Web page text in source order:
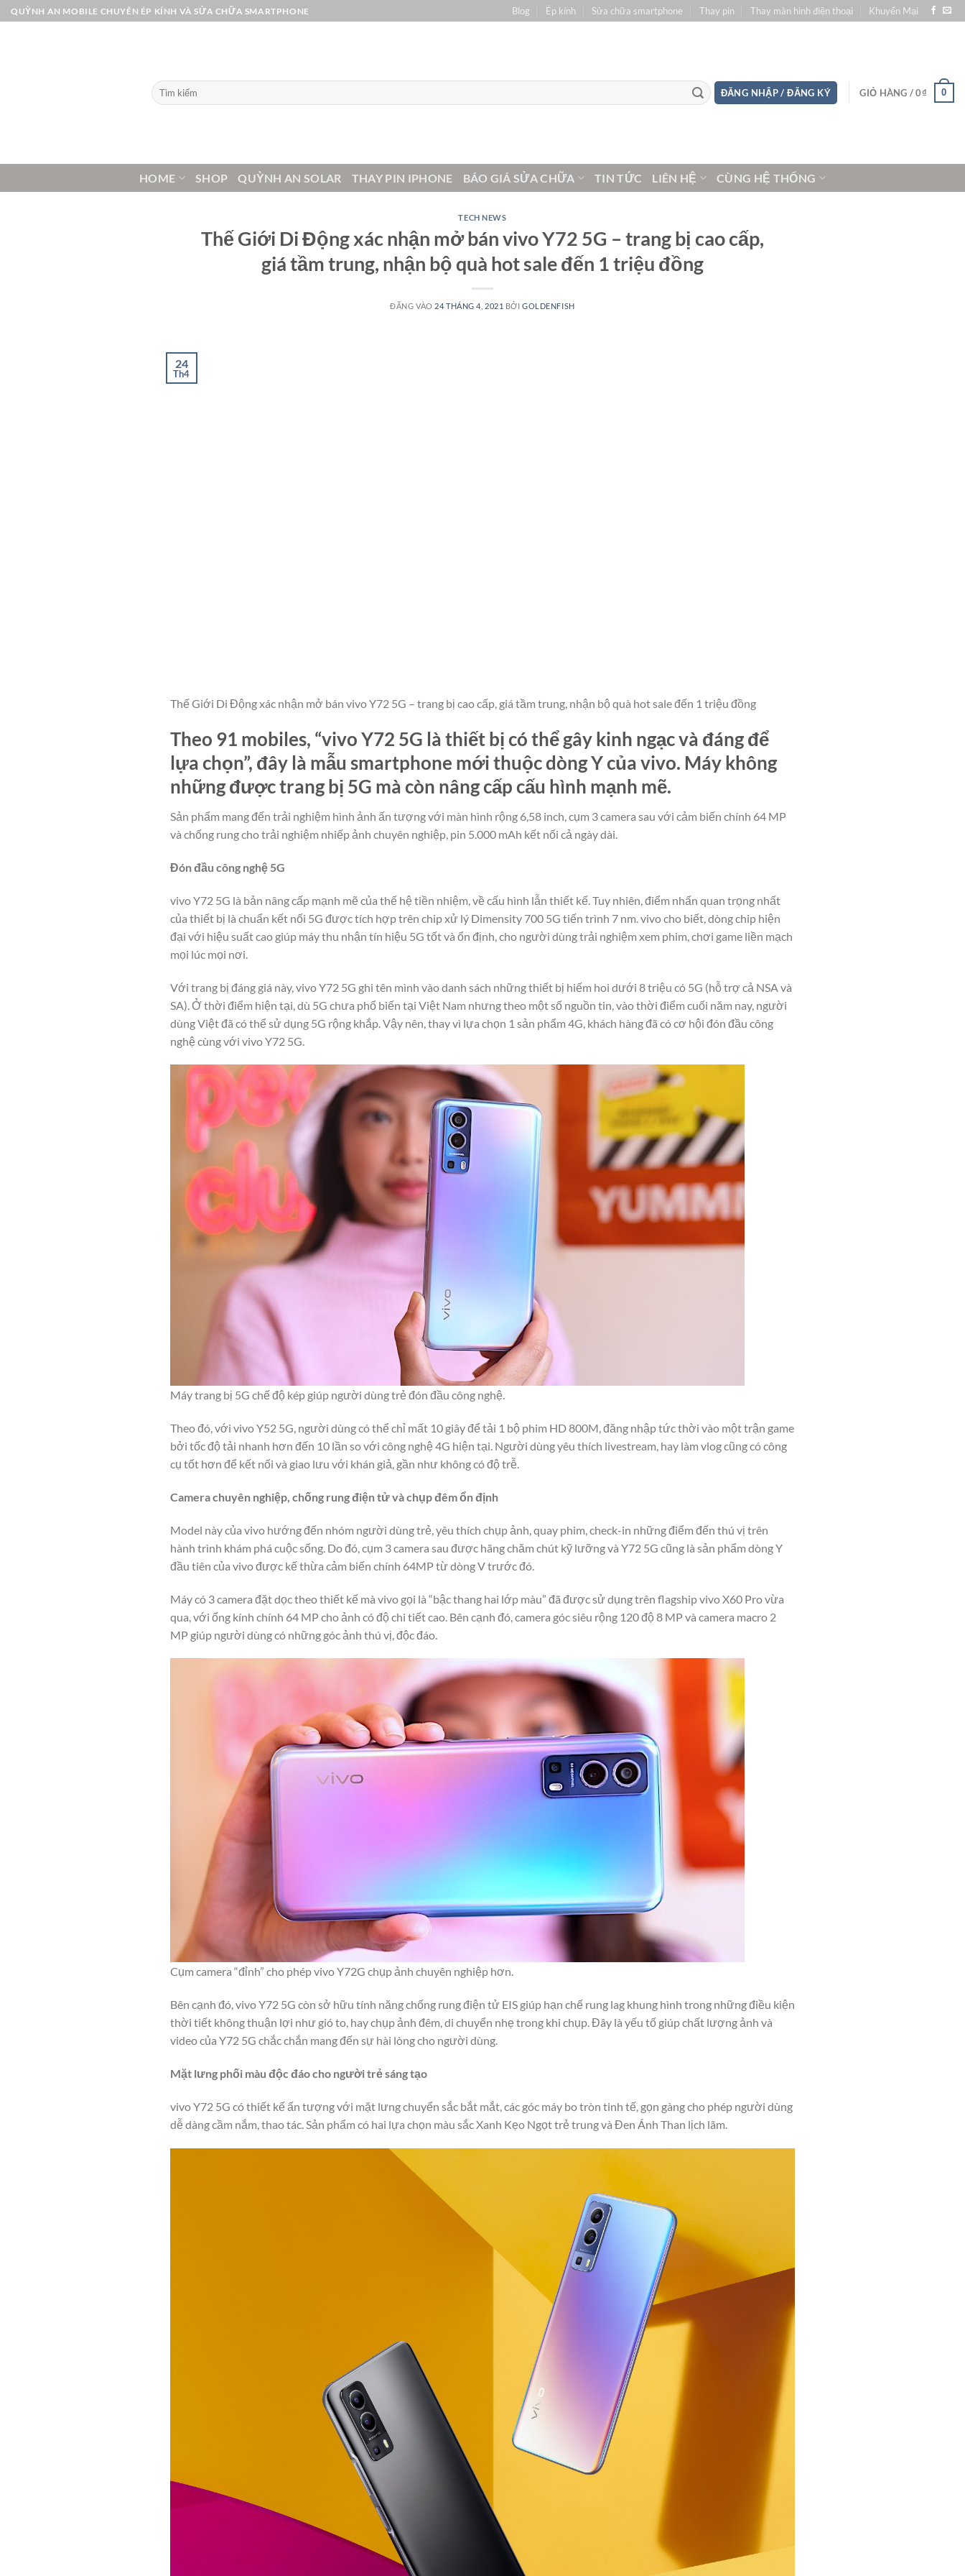
Bỏ
qua
QUỲNH AN MOBILE CHUYÊN ÉP KÍNH VÀ SỬA CHỮA SMARTPHONE Blog Ép kính Sửa chữa smartphone Thay pin Thay màn hình điện thoại Khuyến Mại
Tìm
kiếm:
ĐĂNG NHẬP / ĐĂNG KÝ GIỎ HÀNG /0₫ 0
HOME SHOP QUỲNH AN SOLAR THAY PIN IPHONE BÁO GIÁ SỬA CHỮA TIN TỨC LIÊN HỆ CÙNG HỆ THỐNG
TECH NEWS
Thế Giới Di Động xác nhận mở bán vivo Y72 5G – trang bị cao cấp,
giá tầm trung, nhận bộ quà hot sale đến 1 triệu đồng
ĐĂNG VÀO 24 THÁNG 4, 2021 BỞIGOLDENFISH
24
Th4
Thế Giới Di Động xác nhận mở bán vivo Y72 5G – trang bị cao cấp, giá tầm trung, nhận bộ quà hot sale đến 1 triệu đồng
Theo 91 mobiles, “vivo Y72 5G là thiết bị có thể gây kinh ngạc và đáng để
lựa chọn”, đây là mẫu smartphone mới thuộc dòng Y của vivo. Máy không
những được trang bị 5G mà còn nâng cấp cấu hình mạnh mẽ.
Sản phẩm mang đến trải nghiệm hình ảnh ấn tượng với màn hình rộng 6,58 inch, cụm 3 camera sau với cảm biến chính 64 MP
và chống rung cho trải nghiệm nhiếp ảnh chuyên nghiệp, pin 5.000 mAh kết nối cả ngày dài.
Đón đầu công nghệ 5G
vivo Y72 5G là bản nâng cấp mạnh mẽ của thế hệ tiền nhiệm, về cấu hình lẫn thiết kế. Tuy nhiên, điểm nhấn quan trọng nhất
của thiết bị là chuẩn kết nối 5G được tích hợp trên chip xử lý Dimensity 700 5G tiến trình 7 nm. vivo cho biết, dòng chip hiện
đại với hiệu suất cao giúp máy thu nhận tín hiệu 5G tốt và ổn định, cho người dùng trải nghiệm xem phim, chơi game liền mạch
mọi lúc mọi nơi.
Với trang bị đáng giá này, vivo Y72 5G ghi tên mình vào danh sách những thiết bị hiếm hoi dưới 8 triệu có 5G (hỗ trợ cả NSA và
SA). Ở thời điểm hiện tại, dù 5G chưa phổ biến tại Việt Nam nhưng theo một số nguồn tin, vào thời điểm cuối năm nay, người
dùng Việt đã có thể sử dụng 5G rộng khắp. Vậy nên, thay vì lựa chọn 1 sản phẩm 4G, khách hàng đã có cơ hội đón đầu công
nghệ cùng với vivo Y72 5G.
Máy trang bị 5G chế độ kép giúp người dùng trẻ đón đầu công nghệ.
Theo đó, với vivo Y52 5G, người dùng có thể chỉ mất 10 giây để tải 1 bộ phim HD 800M, đăng nhập tức thời vào một trận game
bởi tốc độ tải nhanh hơn đến 10 lần so với công nghệ 4G hiện tại. Người dùng yêu thích livestream, hay làm vlog cũng có công
cụ tốt hơn để kết nối và giao lưu với khán giả, gần như không có độ trễ.
Camera chuyên nghiệp, chống rung điện tử và chụp đêm ổn định
Model này của vivo hướng đến nhóm người dùng trẻ, yêu thích chụp ảnh, quay phim, check-in những điểm đến thú vị trên
hành trình khám phá cuộc sống. Do đó, cụm 3 camera sau được hãng chăm chút kỹ lưỡng và Y72 5G cũng là sản phẩm dòng Y
đầu tiên của vivo được kế thừa cảm biến chính 64MP từ dòng V trước đó.
Máy có 3 camera đặt dọc theo thiết kế mà vivo gọi là “bậc thang hai lớp màu” đã được sử dụng trên flagship vivo X60 Pro vừa
qua, với ống kính chính 64 MP cho ảnh có độ chi tiết cao. Bên cạnh đó, camera góc siêu rộng 120 độ 8 MP và camera macro 2
MP giúp người dùng có những góc ảnh thú vị, độc đáo.
Cụm camera “đỉnh” cho phép vivo Y72G chụp ảnh chuyên nghiệp hơn.
Bên cạnh đó, vivo Y72 5G còn sở hữu tính năng chống rung điện tử EIS giúp hạn chế rung lag khung hình trong những điều kiện
thời tiết không thuận lợi như gió to, hay chụp ảnh đêm, di chuyển nhẹ trong khi chụp. Đây là yếu tố giúp chất lượng ảnh và
video của Y72 5G chắc chắn mang đến sự hài lòng cho người dùng.
Mặt lưng phối màu độc đáo cho người trẻ sáng tạo
vivo Y72 5G có thiết kế ấn tượng với mặt lưng chuyển sắc bắt mắt, các góc máy bo tròn tinh tế, gọn gàng cho phép người dùng
dễ dàng cầm nắm, thao tác. Sản phẩm có hai lựa chọn màu sắc Xanh Kẹo Ngọt trẻ trung và Đen Ánh Than lịch lãm.